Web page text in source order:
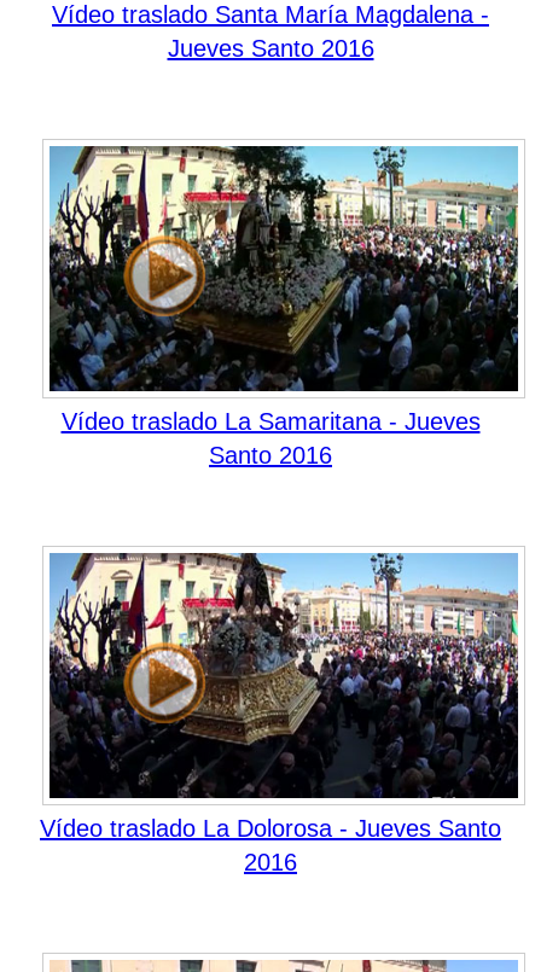
Vídeo traslado Santa María Magdalena -
Jueves Santo 2016
Vídeo traslado La Samaritana - Jueves
Santo 2016
Vídeo traslado La Dolorosa - Jueves Santo
2016